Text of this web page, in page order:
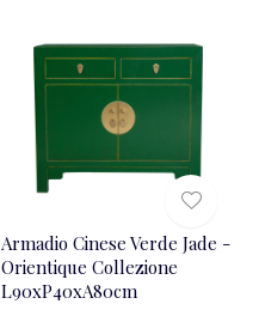
Armadio Cinese Verde Jade -
Orientique Collezione
L90xP40xA80cm